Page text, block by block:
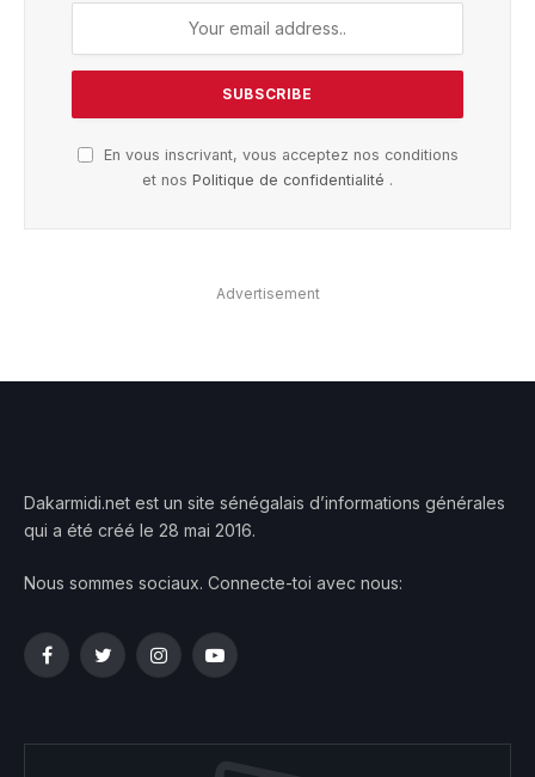
En vous inscrivant, vous acceptez nos conditions
et nos Politique de confidentialité .
Advertisement
Dakarmidi.net est un site sénégalais d’informations générales
qui a été créé le 28 mai 2016.
Nous sommes sociaux. Connecte-toi avec nous:
FacebookTwitterInstagramYouTube